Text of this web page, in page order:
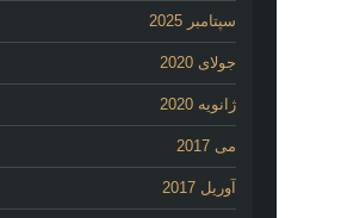
سپتامبر 2025
جولای 2020
ژانویه 2020
می 2017
آوریل 2017